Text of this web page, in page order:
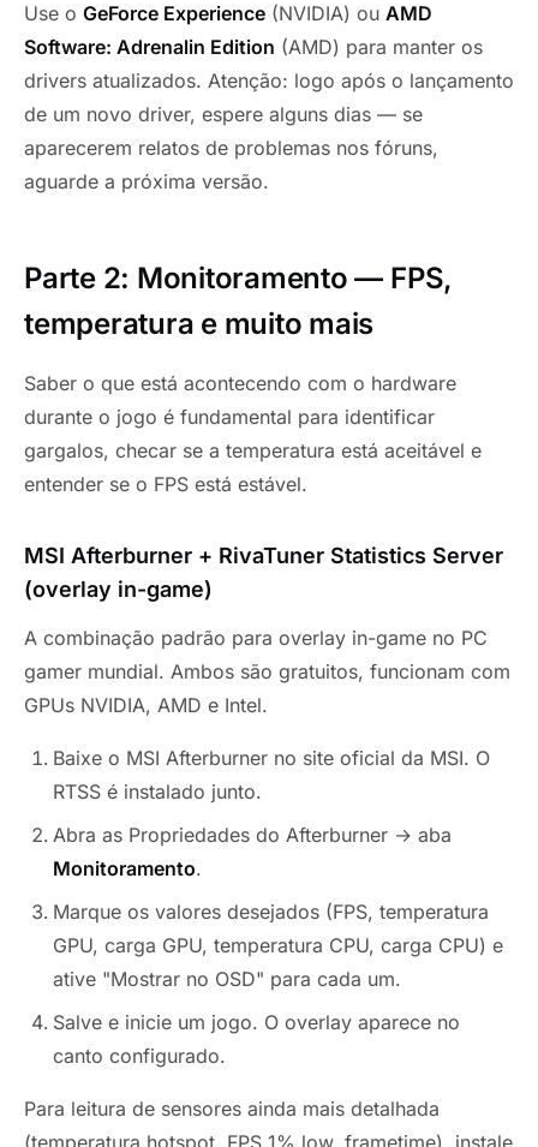
Use o GeForce Experience (NVIDIA) ou AMD
Software: Adrenalin Edition (AMD) para manter os
drivers atualizados. Atenção: logo após o lançamento
de um novo driver, espere alguns dias — se
aparecerem relatos de problemas nos fóruns,
aguarde a próxima versão.
Parte 2: Monitoramento — FPS,
temperatura e muito mais
Saber o que está acontecendo com o hardware
durante o jogo é fundamental para identificar
gargalos, checar se a temperatura está aceitável e
entender se o FPS está estável.
MSI Afterburner + RivaTuner Statistics Server
(overlay in-game)
A combinação padrão para overlay in-game no PC
gamer mundial. Ambos são gratuitos, funcionam com
GPUs NVIDIA, AMD e Intel.
Baixe o MSI Afterburner no site oficial da MSI. O
RTSS é instalado junto.
Abra as Propriedades do Afterburner → aba
Monitoramento.
Marque os valores desejados (FPS, temperatura
GPU, carga GPU, temperatura CPU, carga CPU) e
ative "Mostrar no OSD" para cada um.
Salve e inicie um jogo. O overlay aparece no
canto configurado.
Para leitura de sensores ainda mais detalhada